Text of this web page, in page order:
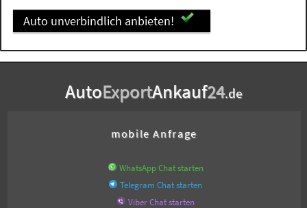
Auto unverbindlich anbieten!
AutoExportAnkauf24.de
mobile Anfrage
WhatsApp Chat starten
Telegram Chat starten
Viber Chat starten